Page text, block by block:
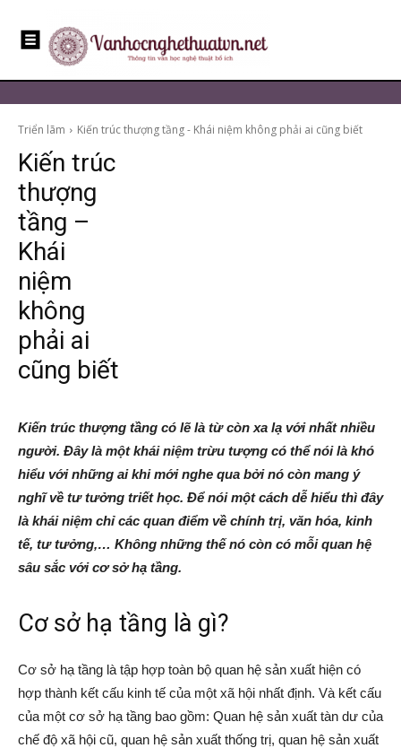
Triển lãm Kiến trúc thượng tầng - Khái niệm không phải ai cũng biết
Kiến trúc
thượng
tầng –
Khái
niệm
không
phải ai
cũng biết
Kiến trúc thượng tầng có lẽ là từ còn xa lạ với nhất nhiều
người. Đây là một khái niệm trừu tượng có thể nói là khó
hiểu với những ai khi mới nghe qua bởi nó còn mang ý
nghĩ về tư tưởng triết học. Để nói một cách dễ hiểu thì đây
là khái niệm chỉ các quan điểm về chính trị, văn hóa, kinh
tế, tư tưởng,… Không những thế nó còn có mỗi quan hệ
sâu sắc với cơ sở hạ tầng.
Cơ sở hạ tầng là gì?
Cơ sở hạ tầng là tập hợp toàn bộ quan hệ sản xuất hiện có
hợp thành kết cấu kinh tế của một xã hội nhất định. Và kết cấu
của một cơ sở hạ tầng bao gồm: Quan hệ sản xuất tàn dư của
chế độ xã hội cũ, quan hệ sản xuất thống trị, quan hệ sản xuất